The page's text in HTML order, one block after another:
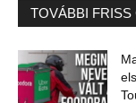
TOVÁBBI FRISS